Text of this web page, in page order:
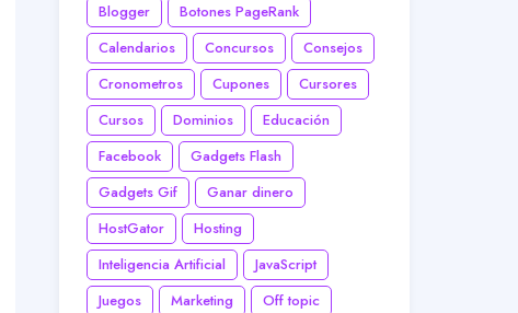
Blogger
Botones PageRank
Calendarios
Concursos
Consejos
Cronometros
Cupones
Cursores
Cursos
Dominios
Educación
Facebook
Gadgets Flash
Gadgets Gif
Ganar dinero
HostGator
Hosting
Inteligencia Artificial
JavaScript
Juegos
Marketing
Off topic